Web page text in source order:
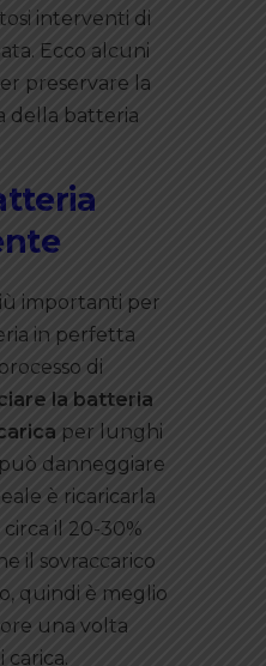
interventi di
Ecco alcuni
preservare la
della batteria
importanti per
in perfetta
di
la batteria
per lunghi
danneggiare
è ricaricarla
il 20-30%
il sovraccarico
quindi è meglio
una volta
carica.